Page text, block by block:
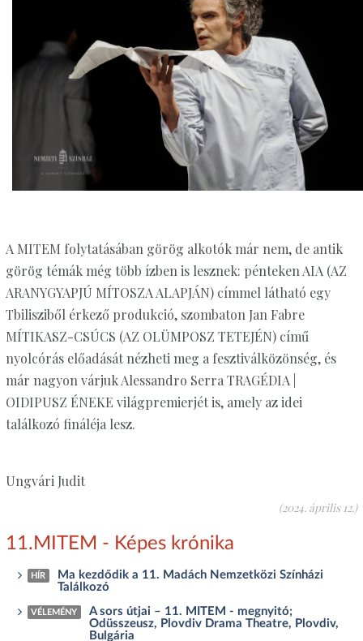
A MITEM folytatásában görög alkotók már nem, de antik
görög témák még több ízben is lesznek: pénteken AIA (AZ
ARANYGYAPJÚ MÍTOSZA ALAPJÁN) címmel látható egy
Tbilisziből érkező produkció, szombaton Jan Fabre
MÍTIKASZ-CSÚCS (AZ OLÜMPOSZ TETEJÉN) című
nyolcórás előadását nézheti meg a fesztiválközönség, és
már nagyon várjuk Alessandro Serra TRAGÉDIA |
OIDIPUSZ ÉNEKE világpremierjét is, amely az idei
találkozó fináléja lesz.
Ungvári Judit
(2024. április 12.)
11.MITEM - Képes krónika
HÍR
Ma kezdődik a 11. Madách Nemzetközi Színházi
Találkozó
VÉLEMÉNY
A sors útjai – 11. MITEM - megnyitó;
Odüsszeusz, Plovdiv Drama Theatre, Plovdiv,
Bulgária